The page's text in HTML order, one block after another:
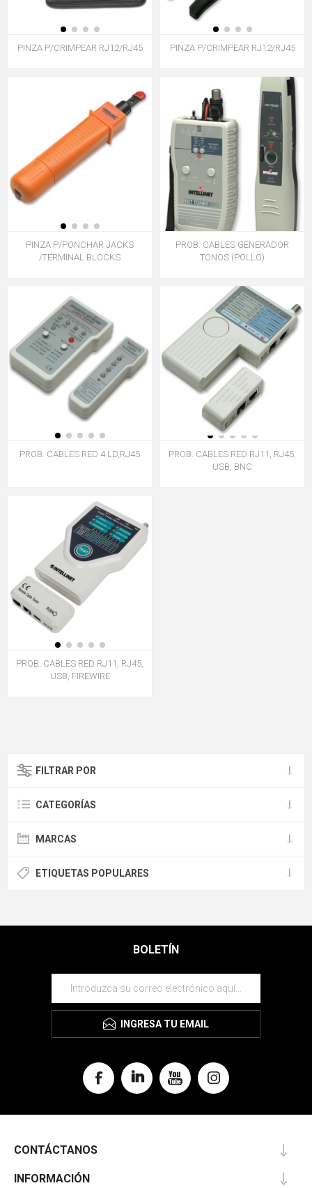
PINZA P/CRIMPEAR RJ12/RJ45 PINZA P/CRIMPEAR RJ12/RJ45
PINZA P/PONCHAR JACKS
/TERMINAL BLOCKS
PROB. CABLES GENERADOR
TONOS (POLLO)
PROB. CABLES RED 4 LD,RJ45
PROB. CABLES RED RJ11, RJ45,
USB, BNC
PROB. CABLES RED RJ11, RJ45,
USB, FIREWIRE
FILTRAR POR
CATEGORÍAS
MARCAS
ETIQUETAS POPULARES
BOLETÍN
INGRESA TU EMAIL
CONTÁCTANOS
INFORMACIÓN